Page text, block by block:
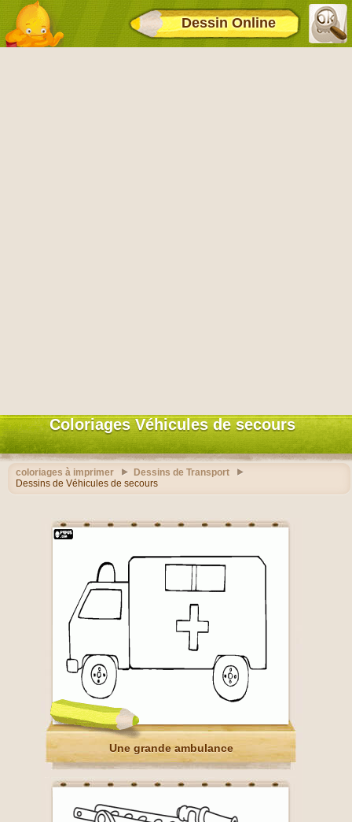
Dessin Online
Coloriages Véhicules de secours
coloriages à imprimer
Dessins de Transport
Dessins de Véhicules de secours
Une grande ambulance